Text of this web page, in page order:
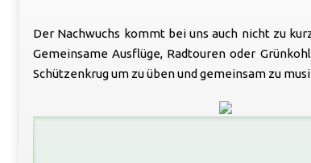
Der Nachwuchs kommt bei uns auch nicht zu
Gemeinsame Ausflüge, Radtouren oder
Schützenkrug um zu üben und gemeinsam zu